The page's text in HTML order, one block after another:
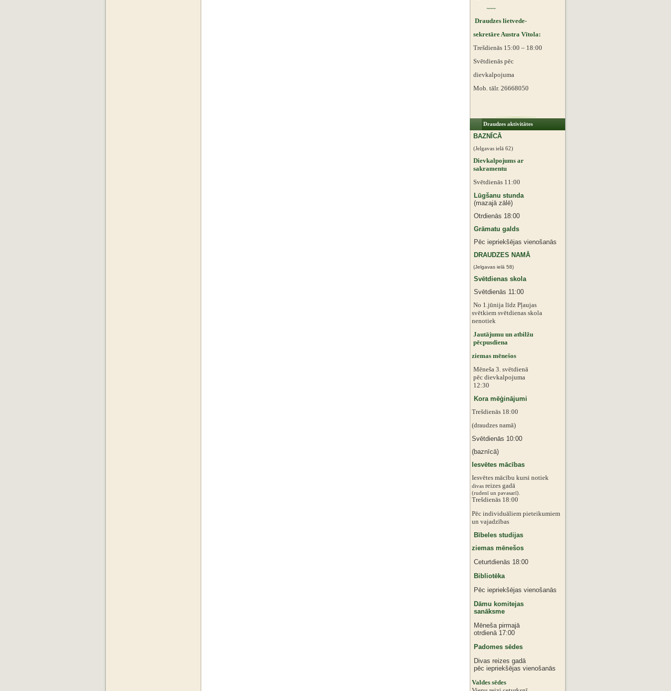
~~~
Draudzes lietvede-
sekretāre Austra Vītola:
Trešdienās 15:00 – 18:00
Svētdienās pēc
dievkalpojuma
Mob. tālr. 26668050
Draudzes aktivitātes
BAZNĪCĀ
(Jelgavas ielā 62)
Dievkalpojums ar
sakramentu
Svētdienās 11:00
Lūgšanu stunda
(mazajā zālē)
Otrdienās 18:00
Grāmatu galds
Pēc iepriekšējas vienošanās
DRAUDZES NAMĀ
(Jelgavas ielā 58)
Svētdienas skola
Svētdienās 11:00
No 1.jūnija līdz Pļaujas
svētkiem svētdienas skola
nenotiek
Jautājumu un atbilžu
pēcpusdiena
ziemas mēnešos
Mēneša 3. svētdienā
pēc dievkalpojuma
12:30
Kora mēģinājumi
Trešdienās 18:00
(draudzes namā)
Svētdienās 10:00
(baznīcā)
Iesvētes mācības
Iesvētes mācību kursi notiek
divas reizes gadā
‌‌(rudenī un pavasarī).
Trešdienās 18:00
Pēc individuāliem pieteikumiem
‌un vajadzības
Bībeles studijas
ziemas mēnešos
Ceturtdienās 18:00
Bibliotēka
Pēc iepriekšējas vienošanās
Dāmu komitejas
sanāksme
Mēneša pirmajā
otrdienā 17:00
Padomes sēdes
Divas reizes gadā
pēc iepriekšējas vienošanās
‌Valdes sēdes